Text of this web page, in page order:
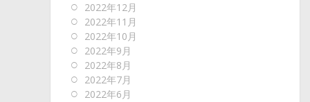
2022年12月
2022年11月
2022年10月
2022年9月
2022年8月
2022年7月
2022年6月